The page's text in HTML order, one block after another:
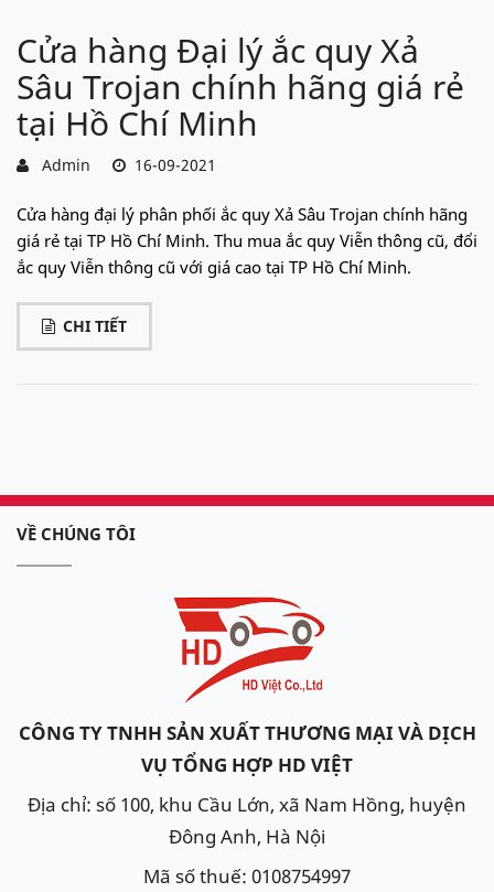
Cửa hàng Đại lý ắc quy Xả
Sâu Trojan chính hãng giá rẻ
tại Hồ Chí Minh
Admin 16-09-2021
Cửa hàng đại lý phân phối ắc quy Xả Sâu Trojan chính hãng
giá rẻ tại TP Hồ Chí Minh. Thu mua ắc quy Viễn thông cũ, đổi
ắc quy Viễn thông cũ với giá cao tại TP Hồ Chí Minh.
CHI TIẾT
VỀ CHÚNG TÔI
CÔNG TY TNHH SẢN XUẤT THƯƠNG MẠI VÀ DỊCH
VỤ TỔNG HỢP HD VIỆT
Địa chỉ: số 100, khu Cầu Lớn, xã Nam Hồng, huyện
Đông Anh, Hà Nội
Mã số thuế: 0108754997